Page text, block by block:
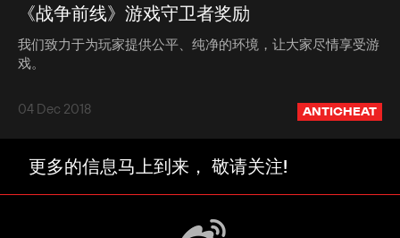
《战争前线》游戏守卫者奖励
我们致力于为玩家提供公平、纯净的环境，让大家尽情享受游
戏。
04 Dec 2018 ANTICHEAT
更多的信息马上到来， 敬请关注!